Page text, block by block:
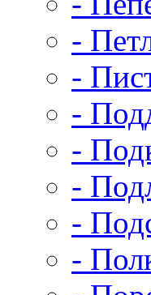
-
-
-
-
-
-
-